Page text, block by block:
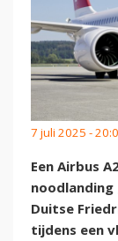
7 juli 2025 -
Een Airbus
Duitse
tijdens een